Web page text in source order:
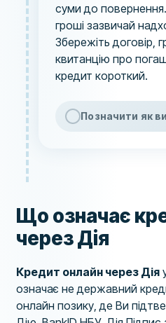
суми до повернення.
гроші зазвичай
Збережіть договір,
квитанцію про
кредит короткий.
Позначити як
Що означає
через Дія
Кредит онлайн через Дія
означає не державний
онлайн позику, де Ви